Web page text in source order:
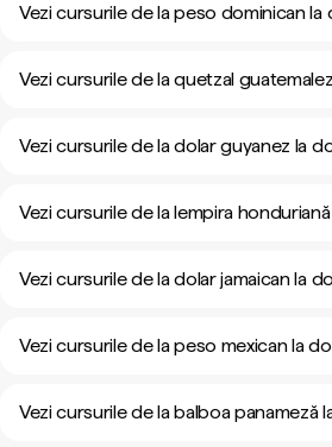
Vezi cursurile de la peso dominican la
Vezi cursurile de la quetzal
Vezi cursurile de la dolar guyanez la
Vezi cursurile de la lempira
Vezi cursurile de la dolar jamaican la
Vezi cursurile de la peso mexican la
Vezi cursurile de la balboa panameză